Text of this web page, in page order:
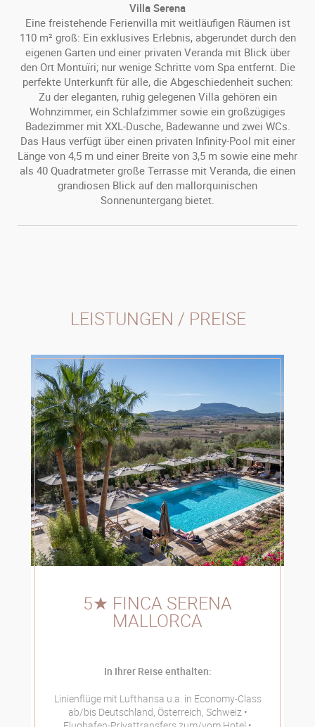
Villa Serena
Eine freistehende Ferienvilla mit weitläufigen Räumen ist
110 m² groß: Ein exklusives Erlebnis, abgerundet durch den
eigenen Garten und einer privaten Veranda mit Blick über
den Ort Montuïri; nur wenige Schritte vom Spa entfernt. Die
perfekte Unterkunft für alle, die Abgeschiedenheit suchen:
Zu der eleganten, ruhig gelegenen Villa gehören ein
Wohnzimmer, ein Schlafzimmer sowie ein großzügiges
Badezimmer mit XXL-Dusche, Badewanne und zwei WCs.
Das Haus verfügt über einen privaten Infinity-Pool mit einer
Länge von 4,5 m und einer Breite von 3,5 m sowie eine mehr
als 40 Quadratmeter große Terrasse mit Veranda, die einen
grandiosen Blick auf den mallorquinischen
Sonnenuntergang bietet.
LEISTUNGEN / PREISE
5★ FINCA SERENA
MALLORCA
In Ihrer Reise enthalten:
Linienflüge mit Lufthansa u.a. in Economy-Class
ab/bis Deutschland, Österreich, Schweiz